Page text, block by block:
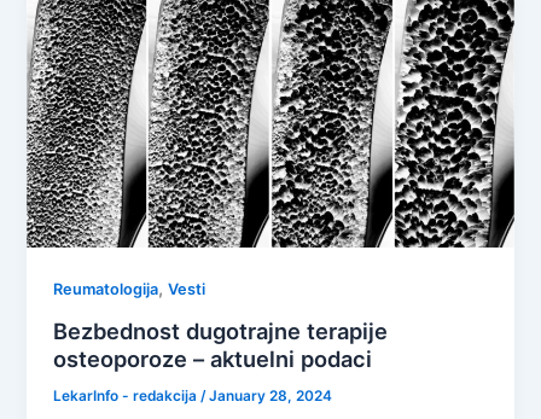
Reumatologija,Vesti
Bezbednost dugotrajne terapije
osteoporoze – aktuelni podaci
LekarInfo - redakcija/January 28, 2024